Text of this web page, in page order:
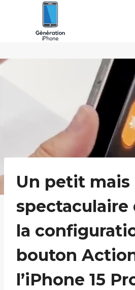
Un petit mais
spectaculaire
la
bouton
l’iPhone 15